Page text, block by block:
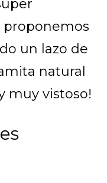
proponemos
un lazo de
natural
muy vistoso!